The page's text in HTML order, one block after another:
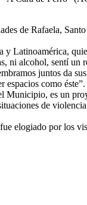
de Rafaela,
Latinoamérica,
ni alcohol, sentí un
juntos da
espacios como éste”.
es un
de
elogiado por los